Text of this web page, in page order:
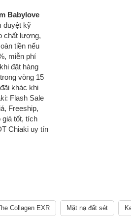
Babylove
duyệt kỹ
chất lượng,
tiền nếu
miễn phí
đặt hàng
vòng 15
khác khi
Flash Sale
Freeship,
giá tốt, tích
Chiaki uy tín
Collagen EXR Mặt nạ đất sét